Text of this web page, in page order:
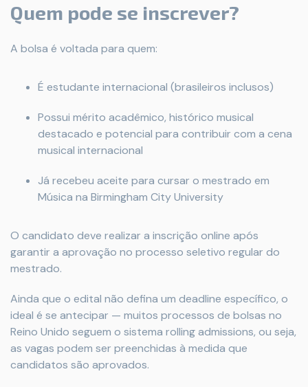
Quem pode se inscrever?
A bolsa é voltada para quem:
É estudante internacional (brasileiros inclusos)
Possui mérito acadêmico, histórico musical
destacado e potencial para contribuir com a cena
musical internacional
Já recebeu aceite para cursar o mestrado em
Música na Birmingham City University
O candidato deve realizar a inscrição online após
garantir a aprovação no processo seletivo regular do
mestrado.
Ainda que o edital não defina um deadline específico, o
ideal é se antecipar — muitos processos de bolsas no
Reino Unido seguem o sistema rolling admissions, ou seja,
as vagas podem ser preenchidas à medida que
candidatos são aprovados.